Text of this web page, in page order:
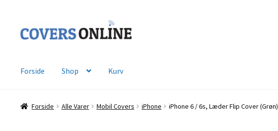
til
til
Forside Shop Kurv
Forside Alle Varer Mobil Covers iPhone iPhone 6 / 6s, Læder Flip Cover (Grøn)